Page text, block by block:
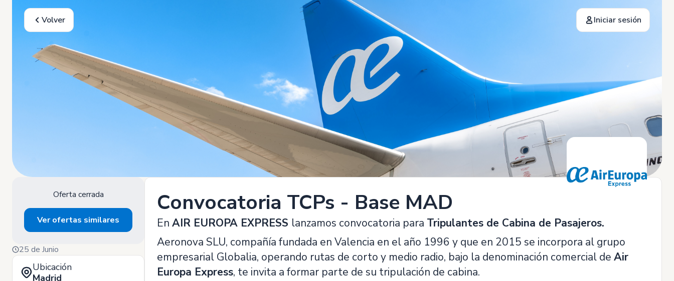
Volver Iniciar sesión
Oferta cerrada
Ver ofertas similares
25 de Junio
Ubicación
Madrid
Convocatoria TCPs - Base MAD
En AIR EUROPA EXPRESS lanzamos convocatoria para Tripulantes de Cabina de Pasajeros.
Aeronova SLU, compañía fundada en Valencia en el año 1996 y que en 2015 se incorpora al grupo
empresarial Globalia, operando rutas de corto y medio radio, bajo la denominación comercial de Air
Europa Express, te invita a formar parte de su tripulación de cabina.